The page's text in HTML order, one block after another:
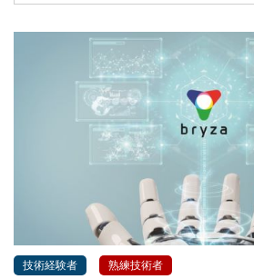
技術経験者 熟練技術者